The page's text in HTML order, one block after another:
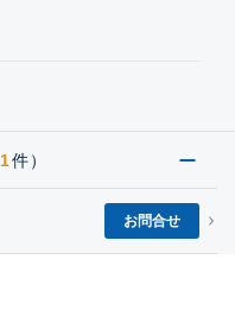
1件）
お問合せ